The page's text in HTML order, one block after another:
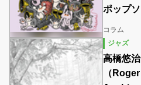
ポップ
コラム
ジャズ
高橋悠
（